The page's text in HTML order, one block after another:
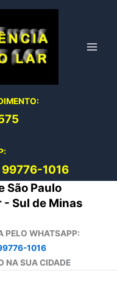
99776-1016
São Paulo
Sul de Minas
PELO WHATSAPP:
1016
NA SUA CIDADE